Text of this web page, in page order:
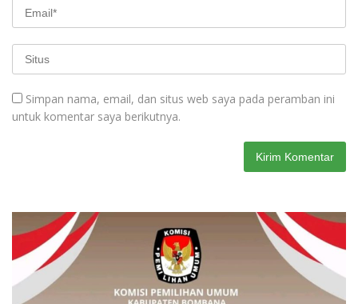
Simpan nama, email, dan situs web saya pada peramban ini
untuk komentar saya berikutnya.